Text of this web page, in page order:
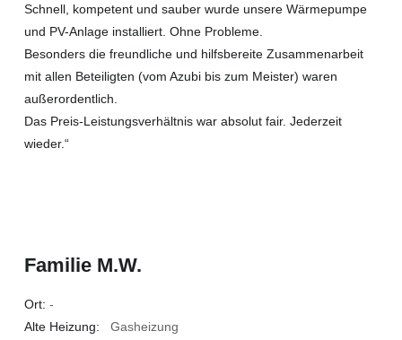
Schnell, kompetent und sauber wurde unsere Wärmepumpe
und PV-Anlage installiert. Ohne Probleme.
Besonders die freundliche und hilfsbereite Zusammenarbeit
mit allen Beteiligten (vom Azubi bis zum Meister) waren
außerordentlich.
Das Preis-Leistungsverhältnis war absolut fair. Jederzeit
wieder.“
Familie M.W.
Ort: -
Alte Heizung: Gasheizung